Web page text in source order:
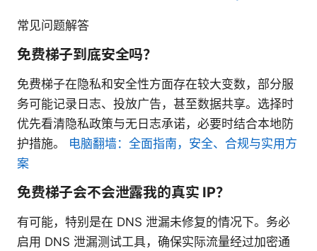
常见问题解答
免费梯子到底安全吗？
免费梯子在隐私和安全性方面存在较大变数，部分服
务可能记录日志、投放广告，甚至数据共享。选择时
优先看清隐私政策与无日志承诺，必要时结合本地防
护措施。 电脑翻墙：全面指南，安全、合规与实用方
案
免费梯子会不会泄露我的真实 IP？
有可能，特别是在 DNS 泄漏未修复的情况下。务必
启用 DNS 泄漏测试工具，确保实际流量经过加密通